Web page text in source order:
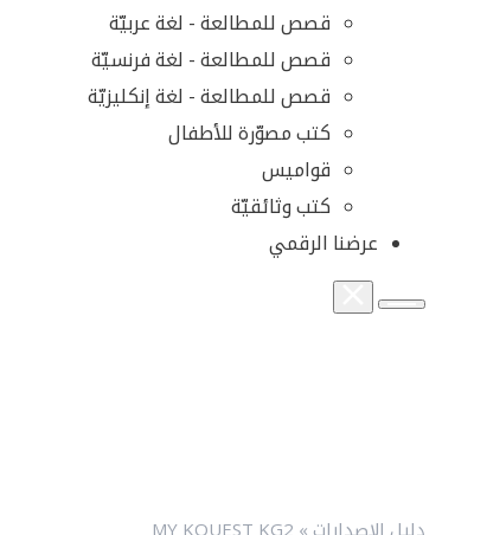
قصص للمطالعة - لغة عربيّة
قصص للمطالعة - لغة فرنسيّة
قصص للمطالعة - لغة إنكليزيّة
كتب مصوّرة للأطفال
قواميس
كتب وثائقيّة
عرضنا الرقمي
دليل الإصدارات »
MY KQUEST KG2